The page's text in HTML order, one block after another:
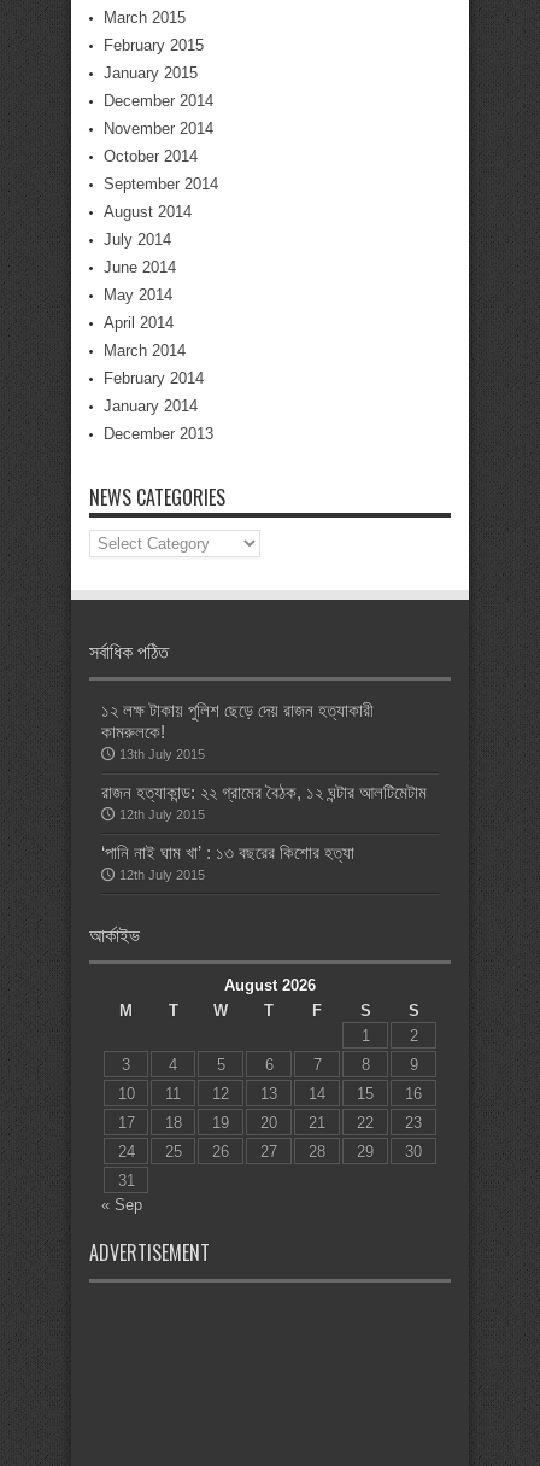
March 2015
February 2015
January 2015
December 2014
November 2014
October 2014
September 2014
August 2014
July 2014
June 2014
May 2014
April 2014
March 2014
February 2014
January 2014
December 2013
NEWS CATEGORIES
News
Categories
সর্বাধিক পঠিত
১২ লক্ষ টাকায় পুলিশ ছেড়ে দেয় রাজন হত্যাকারী
কামরুলকে!
13th July 2015
রাজন হত্যাকান্ড: ২২ গ্রামের বৈঠক, ১২ ঘন্টার আলটিমেটাম
12th July 2015
‘পানি নাই ঘাম খা’ : ১৩ বছরের কিশোর হত্যা
12th July 2015
আর্কাইভ
August 2026
M
T W T F S
S
1
2
3
4 5 6 7 8
9
10
11 12 13 14 15
16
17
18 19 20 21 22
23
24
25 26 27 28 29
30
31
« Sep
ADVERTISEMENT